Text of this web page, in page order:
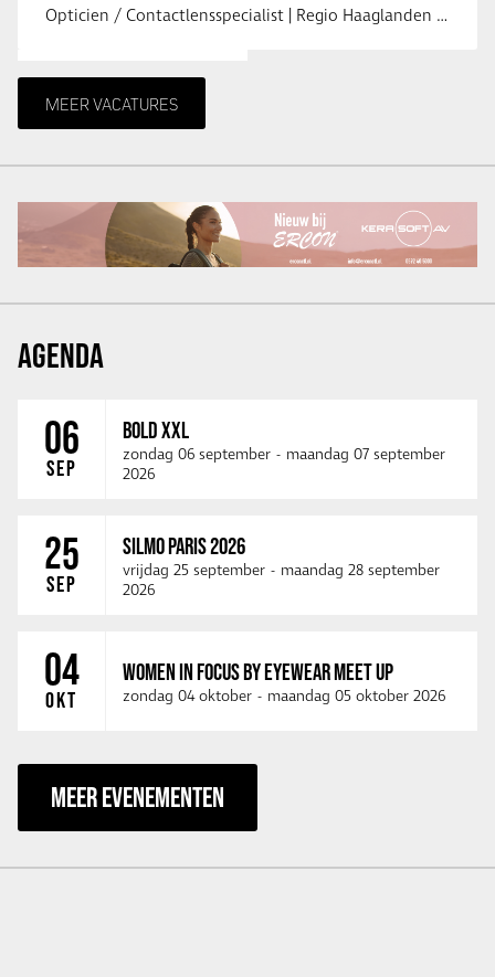
Opticien / Contactlensspecialist | Regio Haaglanden & Rotterdam Saludos uit …
MEER VACATURES
AGENDA
06
SEP
BOLD XXL
zondag 06 september - maandag 07 september
2026
25
SEP
SILMO PARIS 2026
vrijdag 25 september - maandag 28 september
2026
04
OKT
WOMEN IN FOCUS BY EYEWEAR MEET UP
zondag 04 oktober - maandag 05 oktober 2026
MEER EVENEMENTEN